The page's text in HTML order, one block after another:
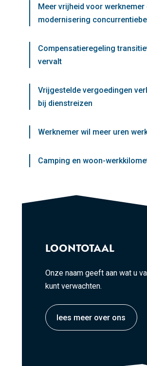
Meer vrijheid voor werknemer
modernisering
Compensatieregeling
vervalt
Vrijgestelde vergoedingen
bij dienstreizen
Werknemer wil meer uren
Camping en woon-
LOONTOTAAL
Onze naam geeft aan wat u
kunt verwachten.
lees meer over ons